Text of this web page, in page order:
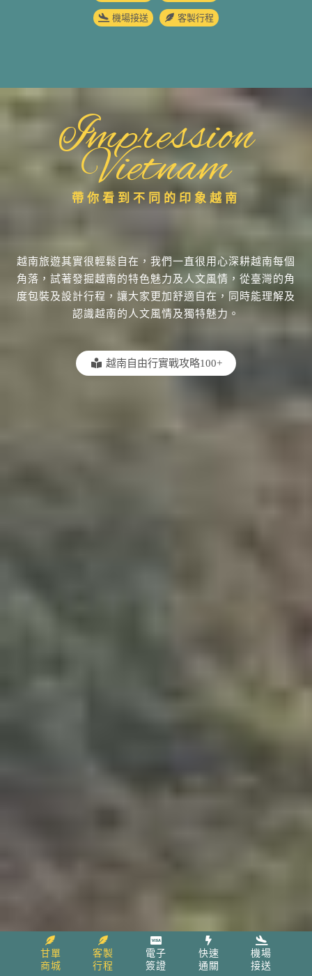
甘單
商城
客製
行程
電子
簽證
快速
通關
機場
接送
機場接送 客製行程
Impression
Vietnam
帶你看到不同的印象越南
越南旅遊其實很輕鬆自在，我們一直很用心深耕越南每個
角落，試著發掘越南的特色魅力及人文風情，從臺灣的角
度包裝及設計行程，讓大家更加舒適自在，同時能理解及
認識越南的人文風情及獨特魅力。
越南自由行實戰攻略100+